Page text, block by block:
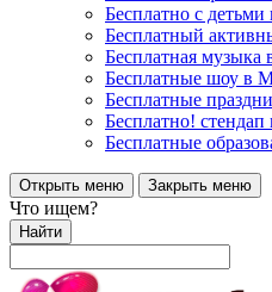
Бесплатно с
Бесплатный
Бесплатная музыка
Бесплатные шоу в
Бесплатные
Бесплатно!
Бесплатные
Открыть меню Закрыть меню
Что ищем?
Найти